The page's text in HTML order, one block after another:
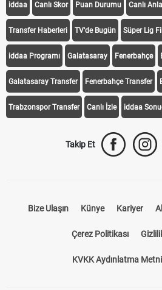
iddaa Canlı Skor Puan Durumu Canlı
Transfer Haberleri TV'de Bugün Süper Lig
iddaa Programı Galatasaray Fenerbahçe
Galatasaray Transfer Fenerbahçe Transfer
Trabzonspor Transfer Canlı İzle iddaa
Takip Et
Bize Ulaşın Künye Kariyer
Çerez Politikası
KVKK Aydınlatma